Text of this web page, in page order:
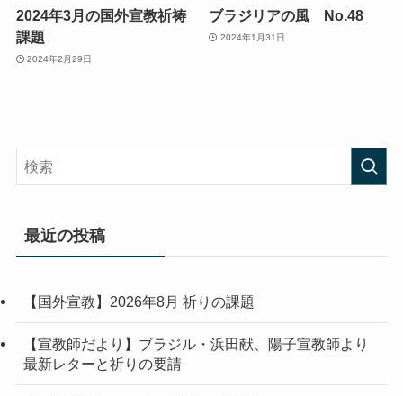
2024年3月の国外宣教祈祷
課題
2024年2月29日
ブラジリアの風 No.48
2024年1月31日
最近の投稿
【国外宣教】2026年8月 祈りの課題
【宣教師だより】ブラジル・浜田献、陽子宣教師より
最新レターと祈りの要請